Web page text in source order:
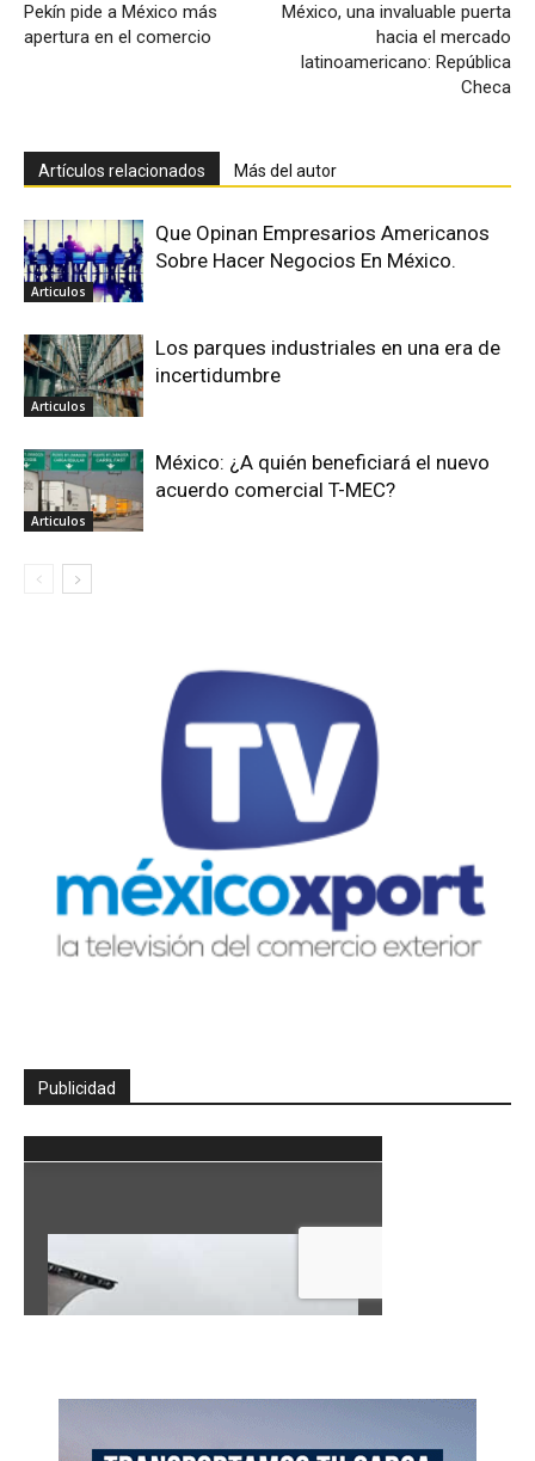
Pekín pide a México más
apertura en el comercio
México, una invaluable puerta
hacia el mercado
latinoamericano: República
Checa
Artículos relacionados Más del autor
Articulos
Que Opinan Empresarios Americanos
Sobre Hacer Negocios En México.
Articulos
Los parques industriales en una era de
incertidumbre
Articulos
México: ¿A quién beneficiará el nuevo
acuerdo comercial T-MEC?
Publicidad